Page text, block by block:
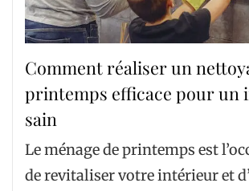
Comment réaliser un
printemps efficace pour un
sain
Le ménage de printemps est
de revitaliser votre intérieur et